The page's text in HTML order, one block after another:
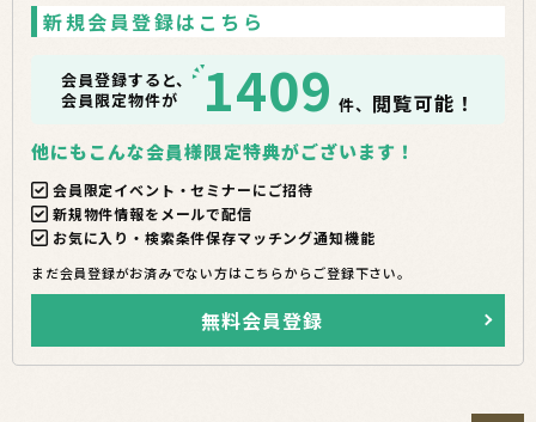
新規会員登録はこちら
会員登録すると、
会員限定物件が
1409 件、 閲覧可能！
他にもこんな会員様限定特典がございます！
会員限定イベント・セミナーにご招待
新規物件情報をメールで配信
お気に入り・検索条件保存マッチング通知機能
まだ会員登録がお済みでない方はこちらからご登録下さい。
無料会員登録